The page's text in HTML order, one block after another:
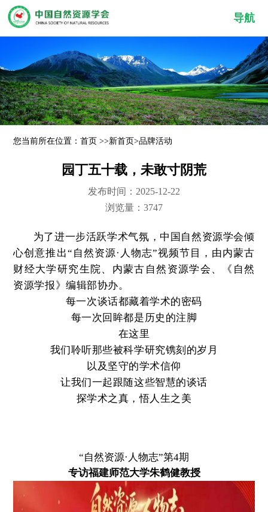
导航
您当前所在位置：首页 >>新首页>品牌活动
园丁五十载，未敢寸阴荒
发布时间：2025-12-22
浏览量：3747
为了进一步活跃学术气氛，中国自然资源学会倾
心创意推出“ 自然资源·人物志”视频节目， 由内蒙古
财经大学研究生院、内蒙古自然资源学会、《自然
资源学报》编辑部协办。
每一次谈话都藏着学术的密码
每一次回眸都是历史的注脚
在这里
我们聆听那些被科学研究镌刻的岁月
以及坚守的学术信仰
让我们一起跟随这些智慧的谈话
探学术之真，悟人生之美
“自然资源·人物志”第4期
专访福建师范大学朱鹤健教授